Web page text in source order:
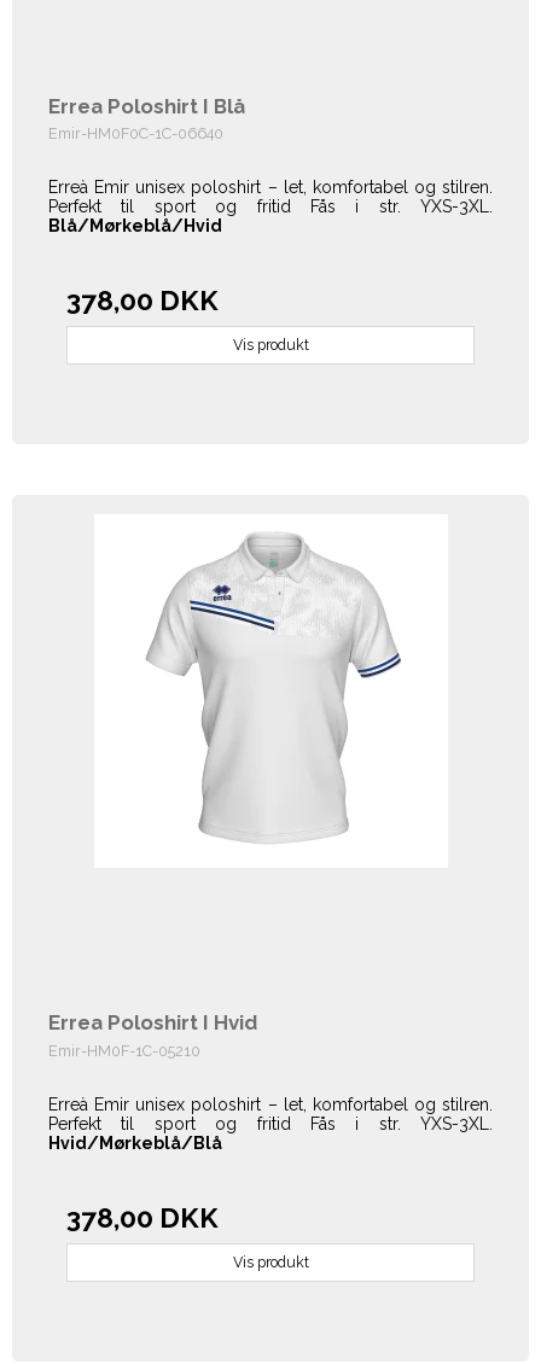
Errea Poloshirt I Blå
Emir-HM0F0C-1C-06640
Erreà Emir unisex poloshirt – let, komfortabel og stilren.
Perfekt til sport og fritid Fås i str. YXS-3XL.
Blå/Mørkeblå/Hvid
378,00 DKK
Vis produkt
Errea Poloshirt I Hvid
Emir-HM0F-1C-05210
Erreà Emir unisex poloshirt – let, komfortabel og stilren.
Perfekt til sport og fritid Fås i str. YXS-3XL.
Hvid/Mørkeblå/Blå
378,00 DKK
Vis produkt